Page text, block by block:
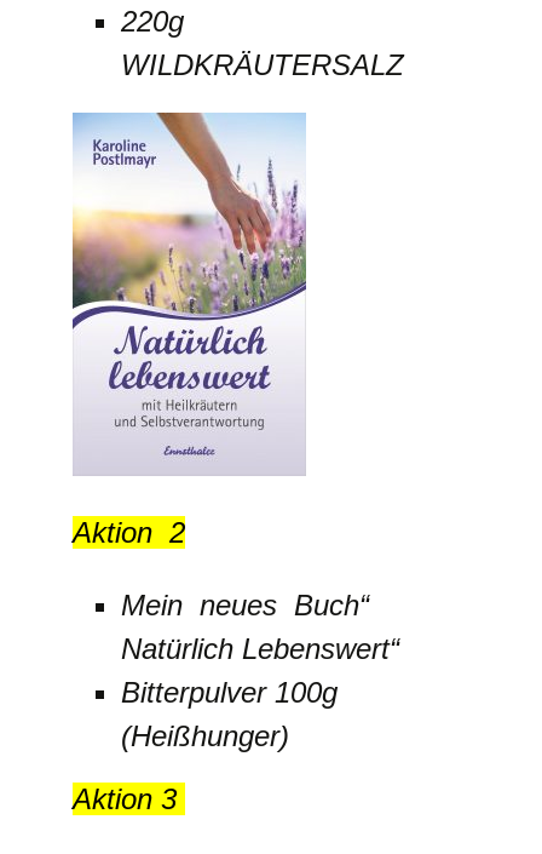
220g
WILDKRÄUTERSALZ
Aktion 2
Mein neues Buch“
Natürlich Lebenswert“
Bitterpulver 100g
(Heißhunger)
Aktion 3